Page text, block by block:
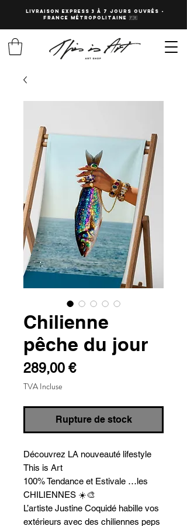
LIVRAISON EXPRESS 3 à 7 JOURS OUVRés -
fRANCE Métropolitaine 🇫🇷
Chilienne
pêche du jour
289,00 €Prix
TVA Incluse
Rupture de stock
Découvrez LA nouveauté lifestyle
This is Art
100% Tendance et Estivale …les
CHILIENNES ☀️🎨
L’artiste Justine Coquidé habille vos
extérieurs avec des chiliennes peps